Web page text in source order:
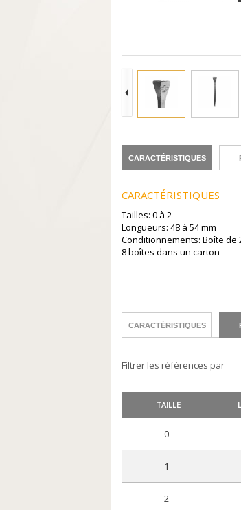
CARACTÉRISTIQUES
CARACTÉRISTIQUES
Tailles: 0 à 2
Longueurs: 48 à 54 mm
Conditionnements: Boîte de
8 boîtes dans un carton
CARACTÉRISTIQUES
Filtrer les références par
TAILLE
0
1
2